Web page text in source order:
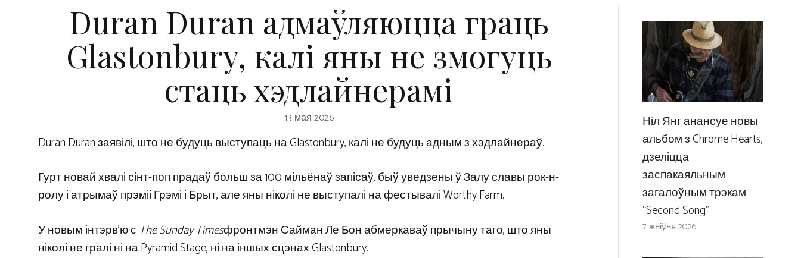
Duran Duran адмаўляюцца граць
Glastonbury, калі яны не змогуць
стаць хэдлайнерамі
13 мая 2026
Duran Duran заявілі, што не будуць выступаць на Glastonbury, калі не будуць адным з хэдлайнераў.
Гурт новай хвалі сінт-поп прадаў больш за 100 мільёнаў запісаў, быў уведзены ў Залу славы рок-н-
ролу і атрымаў прэміі Грэмі і Брыт, але яны ніколі не выступалі на фестывалі Worthy Farm.
У новым інтэрв’ю с The Sunday Timesфронтмэн Сайман Ле Бон абмеркаваў прычыну таго, што яны
ніколі не гралі ні на Pyramid Stage, ні на іншых сцэнах Glastonbury.
Ніл Янг анансуе новы
альбом з Chrome Hearts,
дзеліцца
заспакаяльным
загалоўным трэкам
“Second Song”
7 жніўня 2026